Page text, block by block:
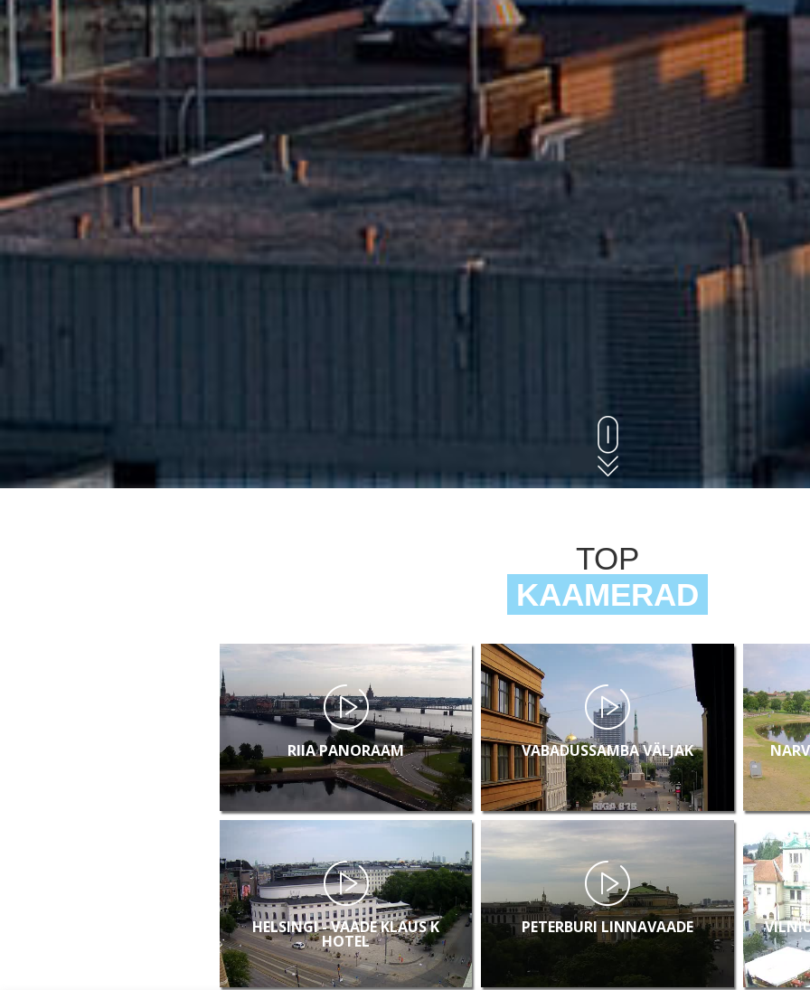
TOP
KAAMERAD
RIIA PANORAAM VABADUSSAMBA VÄLJAK
HELSINGI - VAADE KLAUS K
HOTEL
PETERBURI LINNAVAADE